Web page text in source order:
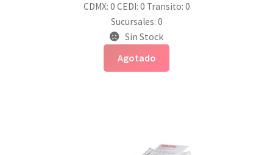
CDMX: 0 CEDI: 0 Transito: 0
Sucursales: 0
Sin Stock
Agotado